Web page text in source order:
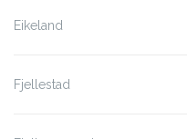
Eikeland
Fjellestad